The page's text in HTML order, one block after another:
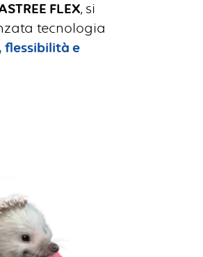
FLEX, si
tecnologia
flessibilità e